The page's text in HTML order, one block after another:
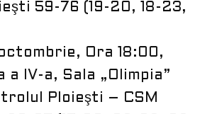
59-76 (19-20, 18-23,
octombrie, Ora 18:00,
a IV-a, Sala „Olimpia”
Ploieşti – CSM